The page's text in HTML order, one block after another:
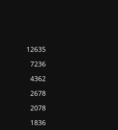
12635
7236
4362
2678
2078
1836